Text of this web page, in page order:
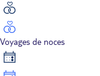
Voyages de noces